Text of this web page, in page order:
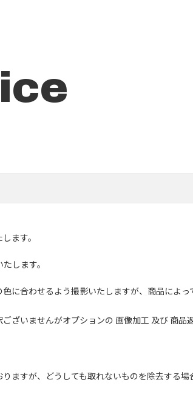
ます。
します。
に合わせるよう撮影いたしますが、商品によっ
ざいませんがオプションの 画像加工 及び 商品
ますが、どうしても取れないものを除去する場